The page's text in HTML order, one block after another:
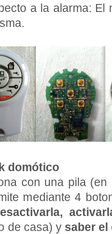
a la alarma: El
domótico
con una pila
mediante 4
de casa) y saber el